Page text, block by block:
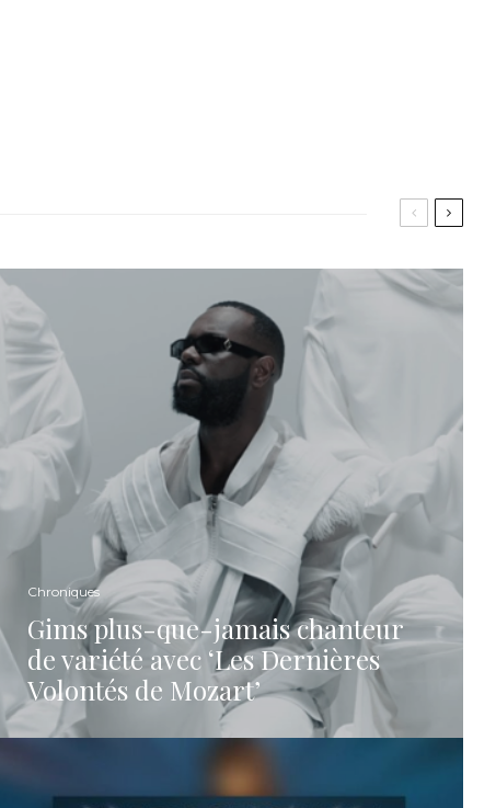
Chroniques
Gims plus-que-jamais chanteur
de variété avec ‘Les Dernières
Volontés de Mozart’